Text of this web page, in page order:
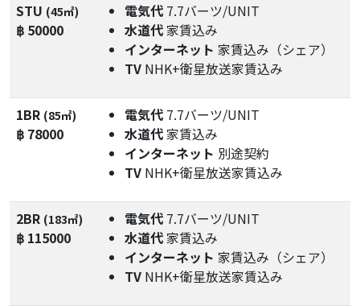
STU (45㎡)
฿ 50000
電気代 7.7バーツ/UNIT
水道代家賃込み
インターネット 家賃込み（シェア）
TV NHK+衛星放送家賃込み
1BR (85㎡)
฿ 78000
電気代 7.7バーツ/UNIT
水道代家賃込み
インターネット 別途契約
TV NHK+衛星放送家賃込み
2BR (183㎡)
฿ 115000
電気代 7.7バーツ/UNIT
水道代家賃込み
インターネット 家賃込み（シェア）
TV NHK+衛星放送家賃込み